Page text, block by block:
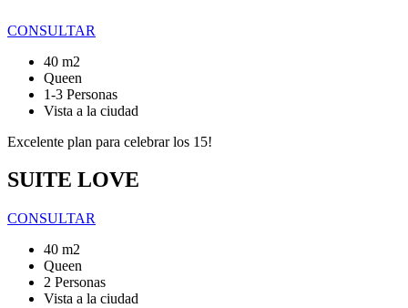
CONSULTAR
40 m2
Queen
1-3 Personas
Vista a la ciudad
Excelente plan para celebrar los 15!
SUITE LOVE
CONSULTAR
40 m2
Queen
2 Personas
Vista a la ciudad